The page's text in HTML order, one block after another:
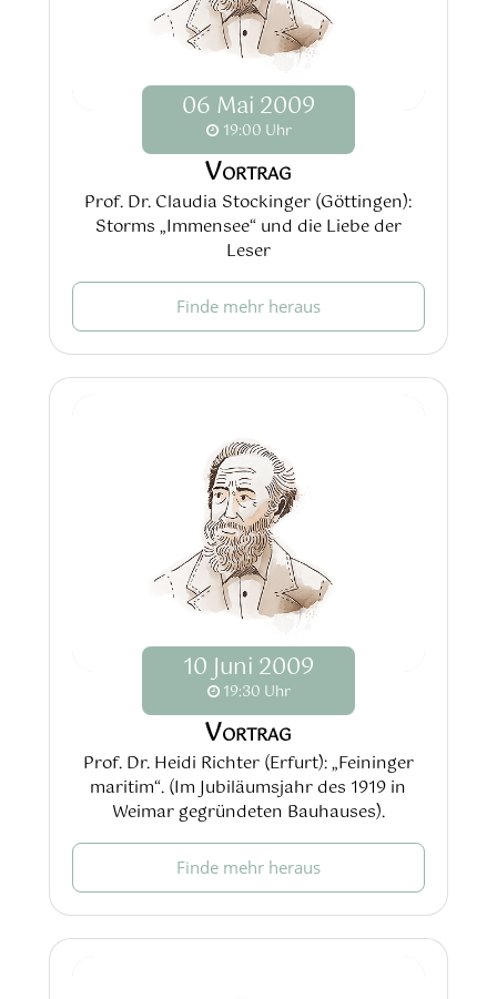
06 Mai 2009
19:00 Uhr
Vortrag
Prof. Dr. Claudia Stockinger (Göttingen):
Storms „Immensee“ und die Liebe der
Leser
Finde mehr heraus
10 Juni 2009
19:30 Uhr
Vortrag
Prof. Dr. Heidi Richter (Erfurt): „Feininger
maritim“. (Im Jubiläumsjahr des 1919 in
Weimar gegründeten Bauhauses).
Finde mehr heraus